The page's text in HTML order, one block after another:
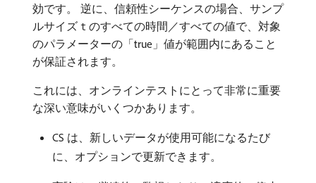
効です。 逆に、信頼性シーケンスの場合、サンプ
ルサイズ t のすべての時間／すべての値で、対象
のパラメーターの「true」値が範囲内にあること
が保証されます。
これには、オンラインテストにとって非常に重要
な深い意味がいくつかあります。
CS は、新しいデータが使用可能になるたび
に、オプションで更新できます。